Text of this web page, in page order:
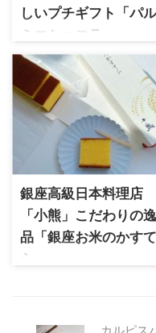
しいプチギフト「パル
ミエショコラ」
1977年NY,SOHOで誕生した
気のブランド。カフェ＆レス
トランが人気でカタログギフ
トの取扱もあります。シンプ
ルでおしゃれなラインアップ
が魅力で雑貨なども人気があ
ります。スイーツはちょっと
した贈り物や引き菓子などに
人気があるものばかり♡
銀座高級日本料理店
「小熊」こだわりの逸
品「銀座お米のかすて
ら」
カルピス